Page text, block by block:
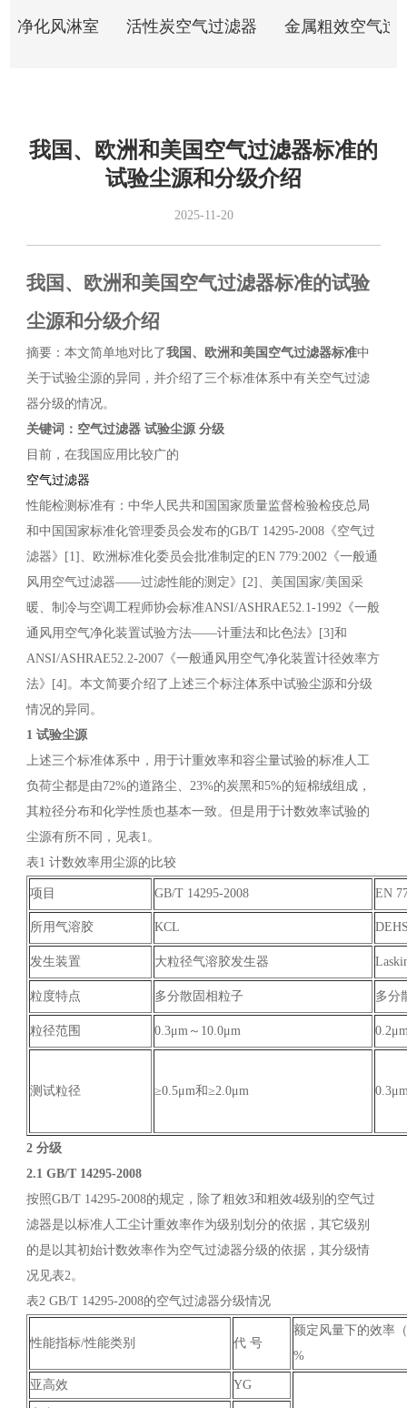
净化风淋室 活性炭空气过滤器 金属粗效空气过
我国、欧洲和美国空气过滤器标准的
试验尘源和分级介绍
2025-11-20
我国、欧洲和美国空气过滤器标准的试验
尘源和分级介绍
摘要：本文简单地对比了我国、欧洲和美国空气过滤器标准中
关于试验尘源的异同，并介绍了三个标准体系中有关空气过滤
器分级的情况。
关键词：空气过滤器 试验尘源 分级
目前，在我国应用比较广的
空气过滤器
性能检测标准有：中华人民共和国国家质量监督检验检疫总局
和中国国家标准化管理委员会发布的GB/T 14295-2008《空气过
滤器》[1]、欧洲标准化委员会批准制定的EN 779:2002《一般通
风用空气过滤器——过滤性能的测定》[2]、美国国家/美国采
暖、制冷与空调工程师协会标准ANSI/ASHRAE52.1-1992《一般
通风用空气净化装置试验方法——计重法和比色法》[3]和
ANSI/ASHRAE52.2-2007《一般通风用空气净化装置计径效率方
法》[4]。本文简要介绍了上述三个标注体系中试验尘源和分级
情况的异同。
1 试验尘源
上述三个标准体系中，用于计重效率和容尘量试验的标准人工
负荷尘都是由72%的道路尘、23%的炭黑和5%的短棉绒组成，
其粒径分布和化学性质也基本一致。但是用于计数效率试验的
尘源有所不同，见表1。
表1 计数效率用尘源的比较
项目 GB/T 14295-2008 EN
所用气溶胶 KCL
发生装置 大粒径气溶胶发生器
粒度特点 多分散固相粒子 多分
粒径范围 0.3μm～10.0μm
测试粒径 ≥0.5μm和≥2.0μm
2 分级
2.1 GB/T 14295-2008
按照GB/T 14295-2008的规定，除了粗效3和粗效4级别的空气过
滤器是以标准人工尘计重效率作为级别划分的依据，其它级别
的是以其初始计数效率作为空气过滤器分级的依据，其分级情
况见表2。
表2 GB/T 14295-2008的空气过滤器分级情况
性能指标/性能类别 代 号
额定风量下的效率
%
亚高效 YG